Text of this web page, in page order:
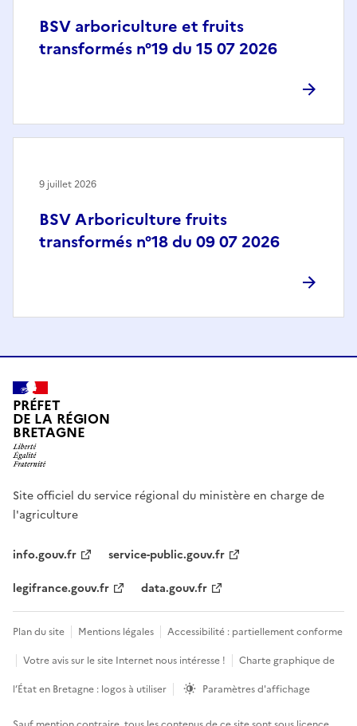
BSV arboriculture et fruits
transformés n°19 du 15 07 2026
BSV Arboriculture fruits
transformés n°18 du 09 07 2026
9 juillet 2026
PRÉFET
DE LA RÉGION
BRETAGNE
Site officiel du service régional du ministère en charge de
l'agriculture
info.gouv.fr
service-public.gouv.fr
legifrance.gouv.fr
data.gouv.fr
Plan du site Mentions légales
Accessibilité : partiellement conforme
Votre avis sur le site Internet nous intéresse !
Charte graphique de
l’État en Bretagne : logos à utiliser
Paramètres d'affichage